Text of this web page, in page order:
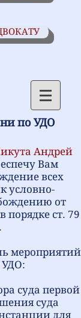
по УДО
Андрей
Вам
всех
условно-
от
порядке ст. 79
мероприятий
УДО:
суда первой
суда
для